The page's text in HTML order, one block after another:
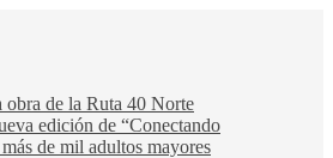
obra de la Ruta 40 Norte
edición de “Conectando
de mil adultos mayores